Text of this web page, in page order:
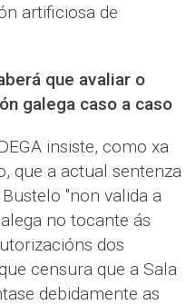
artificiosa de
que avaliar o
galega caso a caso
insiste, como xa
que a actual sentenza
"non valida a
no tocante ás
dos
censura que a Sala
debidamente as